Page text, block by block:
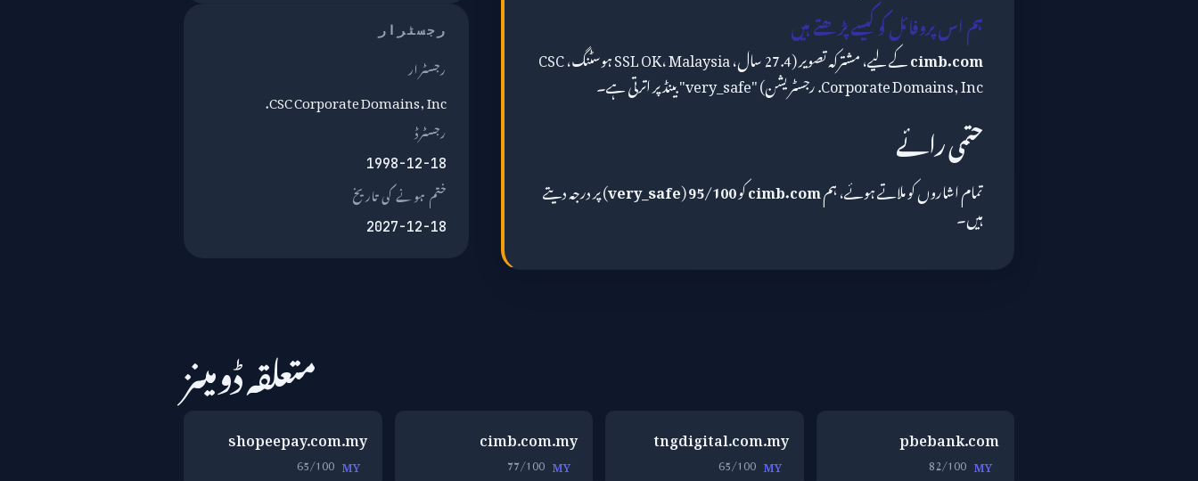
ہم اس پروفائل کو کیسے پڑھتے ہیں
cimb.com کے لیے، مشترکہ تصویر (27.4 سال، SSL OK، Malaysia ہوسٹنگ، CSC
Corporate Domains, Inc. رجسٹریشن) "very_safe" بینڈ پر اترتی ہے۔
حتمی رائے
تمام اشاروں کو ملاتے ہوئے، ہمcimb.comکو95/100
(
very_safe) پر درجہ دیتے
ہیں۔
رجسٹرار
رجسٹرار
CSC Corporate Domains, Inc.
رجسٹرڈ
1998-12-18
ختم ہونے کی تاریخ
2027-12-18
متعلقہ ڈومینز
pbebank.com
MY
82/100
tngdigital.com.my
MY
65/100
cimb.com.my
MY
77/100
shopeepay.com.my
MY
65/100